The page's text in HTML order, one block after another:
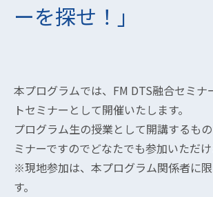
ーを探せ！」
本プログラムでは、FM DTS融合セミナ
トセミナーとして開催いたします。
プログラム生の授業として開講するも
ミナーですのでどなたでも参加いただけ
※現地参加は、本プログラム関係者に
す。